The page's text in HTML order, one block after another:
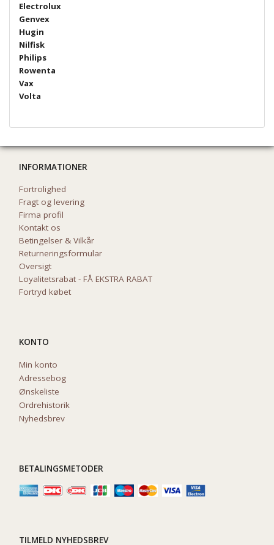
Electrolux
Genvex
Hugin
Nilfisk
Philips
Rowenta
Vax
Volta
INFORMATIONER
Fortrolighed
Fragt og levering
Firma profil
Kontakt os
Betingelser & Vilkår
Returneringsformular
Oversigt
Loyalitetsrabat - FÅ EKSTRA RABAT
Fortryd købet
KONTO
Min konto
Adressebog
Ønskeliste
Ordrehistorik
Nyhedsbrev
BETALINGSMETODER
TILMELD NYHEDSBREV